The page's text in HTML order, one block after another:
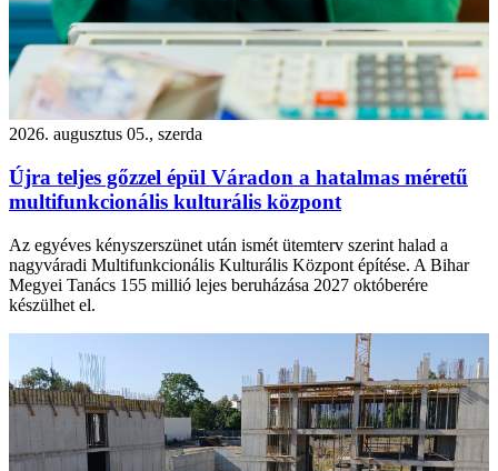
2026. augusztus 05., szerda
Újra teljes gőzzel épül Váradon a hatalmas méretű
multifunkcionális kulturális központ
Az egyéves kényszerszünet után ismét ütemterv szerint halad a
nagyváradi Multifunkcionális Kulturális Központ építése. A Bihar
Megyei Tanács 155 millió lejes beruházása 2027 októberére
készülhet el.